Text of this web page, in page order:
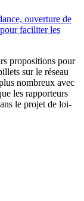
ouverture de
faciliter les
propositions pour
sur le réseau
nombreux avec
les rapporteurs
le projet de loi-